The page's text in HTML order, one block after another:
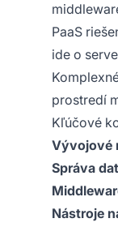
PaaS
ide o
prostredí
Kľúčové
Vývojové
Správa
Nástroje